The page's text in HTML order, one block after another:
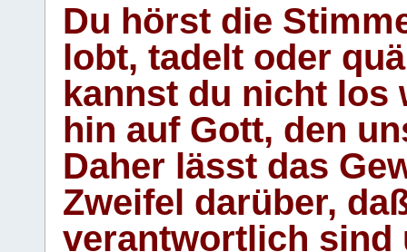
Du hörst die
lobt, tadelt oder
kannst du nicht los
hin auf Gott, den
Daher lässt das
Zweifel darüber,
verantwortlich sind